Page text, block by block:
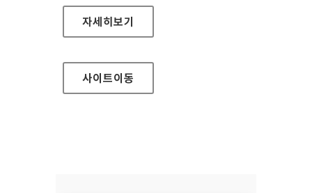
피코크키친(모바일웹) 홈페이지
자세히보기
사이트이동